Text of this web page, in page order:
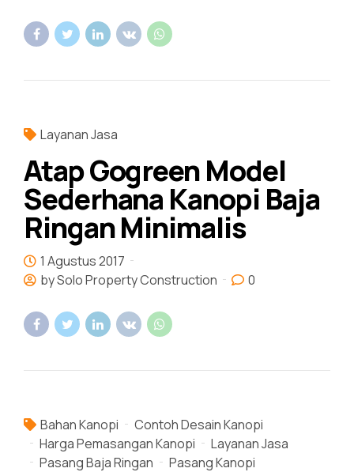
Layanan Jasa
Atap Gogreen Model
Sederhana Kanopi Baja
Ringan Minimalis
1 Agustus 2017
by Solo Property Construction
0
Bahan Kanopi
Contoh Desain Kanopi
Harga Pemasangan Kanopi
Layanan Jasa
Pasang Baja Ringan
Pasang Kanopi